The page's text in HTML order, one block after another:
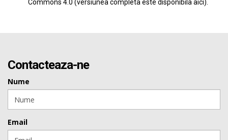
Commons 4.0 (versiunea completa este disponibila aici).
Contacteaza-ne
Nume
Email